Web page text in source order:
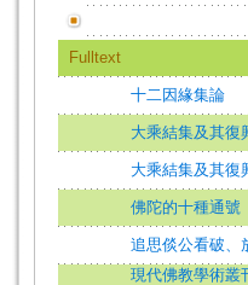
Fulltext
十二因緣集論
大乘結集及其復
大乘結集及其復
佛陀的十種通號
追思倓公看破、
現代佛教學術叢